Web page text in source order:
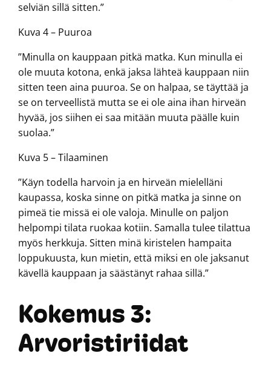
selviän sillä sitten.”
Kuva 4 – Puuroa
”Minulla on kauppaan pitkä matka. Kun minulla ei
ole muuta kotona, enkä jaksa lähteä kauppaan niin
sitten teen aina puuroa. Se on halpaa, se täyttää ja
se on terveellistä mutta se ei ole aina ihan hirveän
hyvää, jos siihen ei saa mitään muuta päälle kuin
suolaa.”
Kuva 5 – Tilaaminen
”Käyn todella harvoin ja en hirveän mielelläni
kaupassa, koska sinne on pitkä matka ja sinne on
pimeä tie missä ei ole valoja. Minulle on paljon
helpompi tilata ruokaa kotiin. Samalla tulee tilattua
myös herkkuja. Sitten minä kiristelen hampaita
loppukuusta, kun mietin, että miksi en ole jaksanut
kävellä kauppaan ja säästänyt rahaa sillä.”
Kokemus 3:
Arvoristiriidat